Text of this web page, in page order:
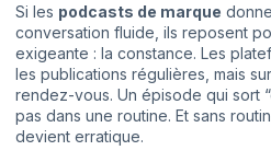
Si les podcasts de marque
conversation fluide, ils reposent
exigeante : la constance. Les
les publications régulières, mais
rendez-vous. Un épisode qui sort
pas dans une routine. Et sans
devient erratique.